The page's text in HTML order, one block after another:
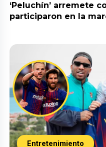
‘Peluchín’ arremete
participaron en la
Entretenimiento